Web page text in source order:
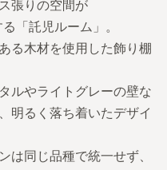
張りの空間が
「託児ルーム」。
る木材を使用した飾り棚
ルやライトグレーの壁な
明るく落ち着いたデザイ
は同じ品種で統一せず、